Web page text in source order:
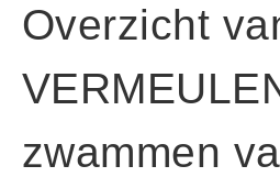
Overzicht
zwammen